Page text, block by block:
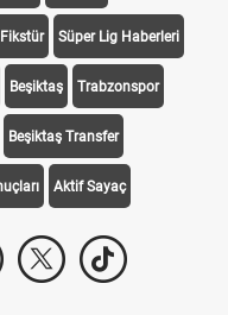
Süper Lig Haberleri
Beşiktaş Trabzonspor
Beşiktaş Transfer
Aktif Sayaç